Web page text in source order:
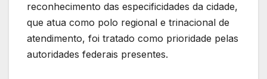
reconhecimento das especificidades da cidade,
que atua como polo regional e trinacional de
atendimento, foi tratado como prioridade pelas
autoridades federais presentes.